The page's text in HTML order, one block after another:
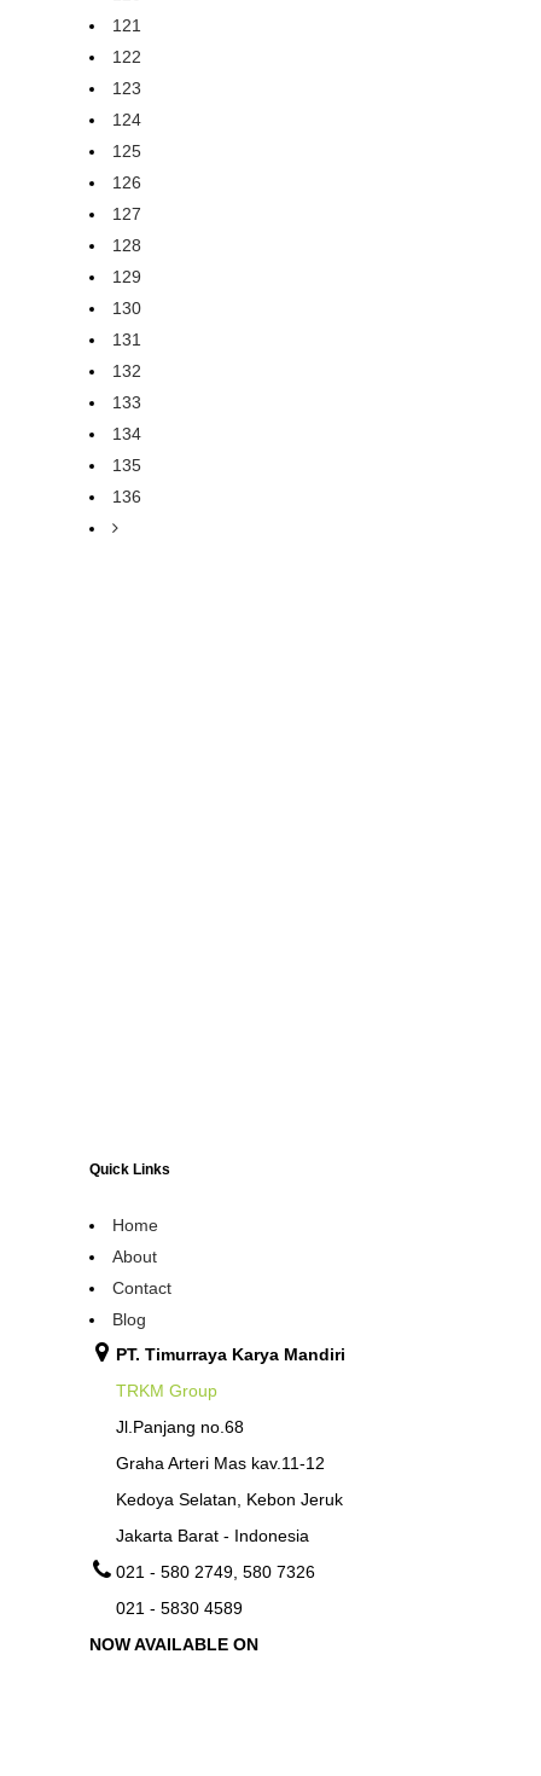
121
122
123
124
125
126
127
128
129
130
131
132
133
134
135
136
Quick Links
Home
About
Contact
Blog
PT. Timurraya Karya Mandiri
TRKM Group
Jl.Panjang no.68
Graha Arteri Mas kav.11-12
Kedoya Selatan, Kebon Jeruk
Jakarta Barat - Indonesia
021 - 580 2749, 580 7326
021 - 5830 4589
NOW AVAILABLE ON